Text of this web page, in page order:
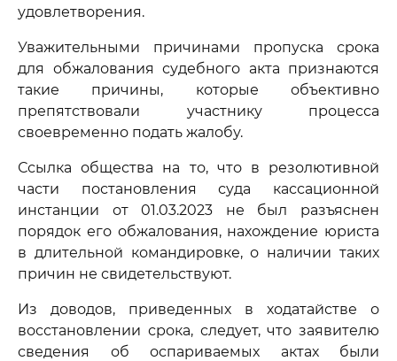
удовлетворения.
Уважительными причинами пропуска срока
для обжалования судебного акта признаются
такие причины, которые объективно
препятствовали участнику процесса
своевременно подать жалобу.
Ссылка общества на то, что в резолютивной
части постановления суда кассационной
инстанции от 01.03.2023 не был разъяснен
порядок его обжалования, нахождение юриста
в длительной командировке, о наличии таких
причин не свидетельствуют.
Из доводов, приведенных в ходатайстве о
восстановлении срока, следует, что заявителю
сведения об оспариваемых актах были